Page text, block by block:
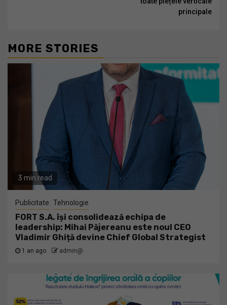
principale
MORE STORIES
3 min read
Publicitate Tehnologie
FORT S.A. își consolidează echipa de
leadership: Mihai Păjereanu este noul CEO
Vladimir Ghiță devine Chief Global Strategist
1 an ago admin@